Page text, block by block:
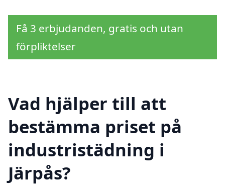
Få 3 erbjudanden, gratis och utan
förpliktelser
Vad hjälper till att
bestämma priset på
industristädning i
Järpås?